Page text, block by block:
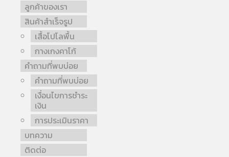
ลูกค้าของเรา
สินค้าสำเร็จรูป
เสื้อโปโลพื้น
กางเกงคาโก้
คำถามที่พบบ่อย
คำถามที่พบบ่อย
เงื่อนไขการชำระ
เงิน
การประเมินราคา
บทความ
ติดต่อ